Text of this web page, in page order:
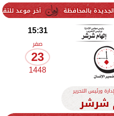
آخر موعد للتقديم في مدارس STEM 2026.. التعليم تحدد موعد اختبارات القبول
15:31
صفر
23
1448
ورئيس التحرير
شرشر